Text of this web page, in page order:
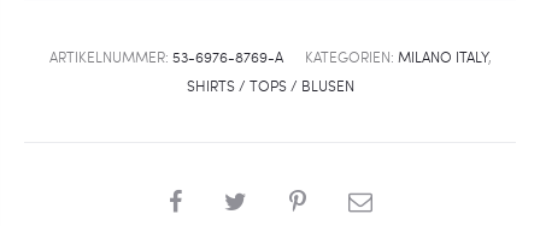
ARTIKELNUMMER: 53-6976-8769-A KATEGORIEN: MILANO ITALY,
SHIRTS / TOPS / BLUSEN
SHARE